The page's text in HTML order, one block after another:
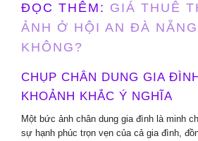
ĐỌC THÊM: GIÁ THUÊ
ẢNH Ở HỘI AN ĐÀ
KHÔNG?
CHỤP CHÂN DUNG GIA
KHOẢNH KHẮC Ý NGHĨA
Một bức ảnh chân dung gia đình là minh
sự hạnh phúc trọn vẹn của cả gia đình,